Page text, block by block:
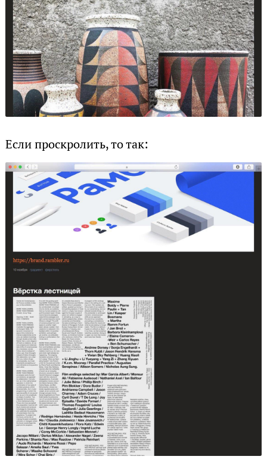
Если проскролить, то так: